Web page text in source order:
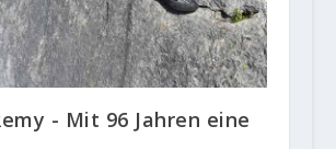
- Mit 96 Jahren eine